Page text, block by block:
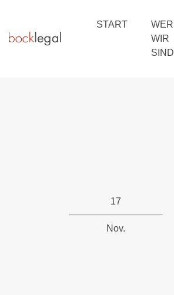
START
WER
WIR
SIND
17
Nov.